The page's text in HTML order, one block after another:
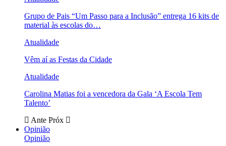
Grupo de Pais “Um Passo para a Inclusão” entrega 16 kits de
material às escolas do…
Atualidade
Vêm aí as Festas da Cidade
Atualidade
Carolina Matias foi a vencedora da Gala ‘A Escola Tem
Talento’
Ante Próx
Opinião
Opinião